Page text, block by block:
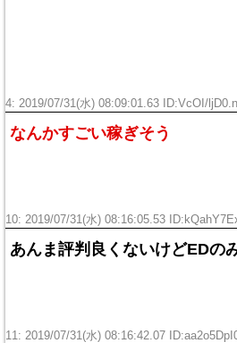
4: 2019/07/31(水) 08:09:01.63 ID:VcOI/
なんかすごい稼ぎそう
10: 2019/07/31(水) 08:16:05.53 ID:
あんま評判良くないけどEDの
11: 2019/07/31(水) 08:16:42.07 ID: